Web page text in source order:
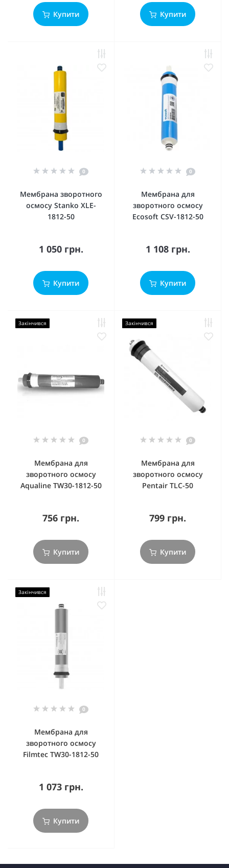
Купити Купити
0
Мембрана зворотного
осмосу Stanko XLE-
1812-50
1 050 грн.
Купити
0
Мембрана для
зворотного осмосу
Ecosoft CSV-1812-50
1 108 грн.
Купити
Закінчився
0
Мембрана для
зворотного осмосу
Aqualine TW30-1812-50
756 грн.
Купити
Закінчився
0
Мембрана для
зворотного осмосу
Pentair TLC-50
799 грн.
Купити
Закінчився
0
Мембрана для
зворотного осмосу
Filmtec TW30-1812-50
1 073 грн.
Купити